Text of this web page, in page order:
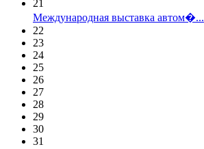
21
Международная выставка автом�...
22
23
24
25
26
27
28
29
30
31